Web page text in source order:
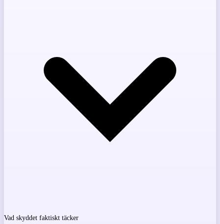
Vad skyddet faktiskt täcker